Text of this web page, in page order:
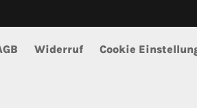
Widerruf Cookie